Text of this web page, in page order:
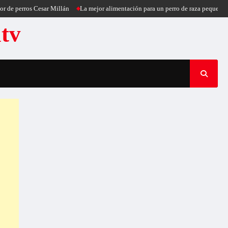
Cesar Millán La mejor alimentación para un perro de raza pequeña